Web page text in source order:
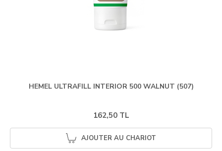
HEMEL ULTRAFILL INTERIOR 500 WALNUT (507)
162,50 TL
AJOUTER AU CHARIOT